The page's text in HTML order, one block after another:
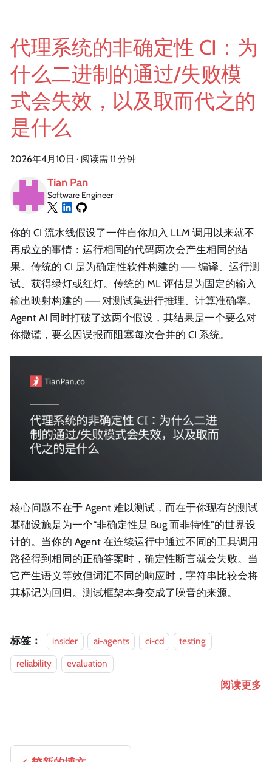
代理系统的非确定性 CI：为
什么二进制的通过/失败模
式会失效，以及取而代之的
是什么
2026年4月10日 · 阅读需 11 分钟
Tian Pan
Software Engineer
你的 CI 流水线假设了一件自你加入 LLM 调用以来就不
再成立的事情：运行相同的代码两次会产生相同的结
果。传统的 CI 是为确定性软件构建的 —— 编译、运行测
试、获得绿灯或红灯。传统的 ML 评估是为固定的输入
输出映射构建的 —— 对测试集进行推理、计算准确率。
Agent AI 同时打破了这两个假设，其结果是一个要么对
你撒谎，要么因误报而阻塞每次合并的 CI 系统。
核心问题不在于 Agent 难以测试，而在于你现有的测试
基础设施是为一个“非确定性是 Bug 而非特性”的世界设
计的。当你的 Agent 在连续运行中通过不同的工具调用
路径得到相同的正确答案时，确定性断言就会失败。当
它产生语义等效但词汇不同的响应时，字符串比较会将
其标记为回归。测试框架本身变成了噪音的来源。
标签： insider ai-agents ci-cd
testing
reliability
evaluation
阅读更多